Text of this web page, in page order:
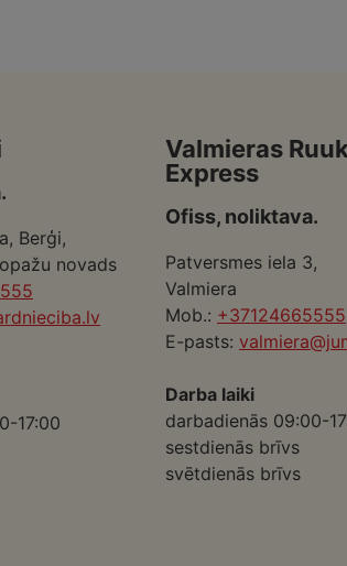
Berģi,
novads
17:00
Valmieras
Express
Ofiss, noliktava.
Patversmes iela 3,
Valmiera
Mob.: +37124665555
E-pasts:
Darba laiki
darbadienās 09:00-
sestdienās brīvs
svētdienās brīvs